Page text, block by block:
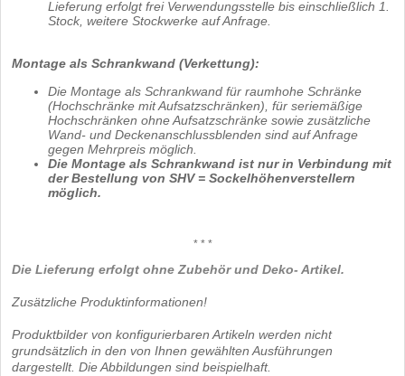
Lieferung erfolgt frei Verwendungsstelle bis einschließlich 1.
Stock, weitere Stockwerke auf Anfrage.
Montage als Schrankwand (Verkettung):
Die Montage als Schrankwand für raumhohe Schränke
(Hochschränke mit Aufsatzschränken), für seriemäßige
Hochschränken ohne Aufsatzschränke sowie zusätzliche
Wand- und Deckenanschlussblenden sind auf Anfrage
gegen Mehrpreis möglich.
Die Montage als Schrankwand ist nur in Verbindung mit
der Bestellung von SHV = Sockelhöhenverstellern
möglich.
* * *
Die Lieferung erfolgt ohne Zubehör und Deko- Artikel.
Zusätzliche Produktinformationen!
Produktbilder von konfigurierbaren Artikeln werden nicht
grundsätzlich in den von Ihnen gewählten Ausführungen
dargestellt. Die Abbildungen sind beispielhaft.